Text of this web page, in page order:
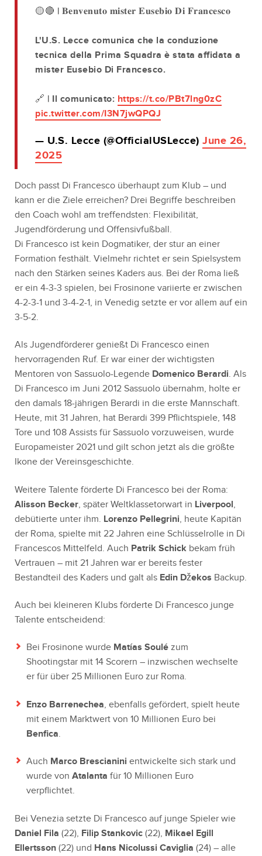
🟡🔴 | 𝐁𝐞𝐧𝐯𝐞𝐧𝐮𝐭𝐨 𝐦𝐢𝐬𝐭𝐞𝐫 𝐄𝐮𝐬𝐞𝐛𝐢𝐨 𝐃𝐢 𝐅𝐫𝐚𝐧𝐜𝐞𝐬𝐜𝐨
L'U.S. Lecce comunica che la conduzione
tecnica della Prima Squadra è stata affidata a
mister Eusebio Di Francesco.
🔗 | Il comunicato: https://t.co/PBt7lng0zC
pic.twitter.com/I3N7jwQPQJ
— U.S. Lecce (@OfficialUSLecce) June 26,
2025
Doch passt Di Francesco überhaupt zum Klub – und
kann er die Ziele erreichen? Drei Begriffe beschreiben
den Coach wohl am treffendsten: Flexibilität,
Jugendförderung und Offensivfußball.
Di Francesco ist kein Dogmatiker, der stur an einer
Formation festhält. Vielmehr richtet er sein Spielsystem
nach den Stärken seines Kaders aus. Bei der Roma ließ
er ein 4-3-3 spielen, bei Frosinone variierte er zwischen
4-2-3-1 und 3-4-2-1, in Venedig setzte er vor allem auf ein
3-5-2.
Als Jugendförderer genießt Di Francesco einen
hervorragenden Ruf. Er war einer der wichtigsten
Mentoren von Sassuolo-Legende Domenico Berardi. Als
Di Francesco im Juni 2012 Sassuolo übernahm, holte er
den damals 18-jährigen Berardi in die erste Mannschaft.
Heute, mit 31 Jahren, hat Berardi 399 Pflichtspiele, 148
Tore und 108 Assists für Sassuolo vorzuweisen, wurde
Europameister 2021 und gilt schon jetzt als die größte
Ikone der Vereinsgeschichte.
Weitere Talente förderte Di Francesco bei der Roma:
Alisson Becker, später Weltklassetorwart in Liverpool,
debütierte unter ihm. Lorenzo Pellegrini, heute Kapitän
der Roma, spielte mit 22 Jahren eine Schlüsselrolle in Di
Francescos Mittelfeld. Auch Patrik Schick bekam früh
Vertrauen – mit 21 Jahren war er bereits fester
Bestandteil des Kaders und galt als Edin Džekos Backup.
Auch bei kleineren Klubs förderte Di Francesco junge
Talente entscheidend:
Bei Frosinone wurde Matías Soulé zum
Shootingstar mit 14 Scorern – inzwischen wechselte
er für über 25 Millionen Euro zur Roma.
Enzo Barrenechea, ebenfalls gefördert, spielt heute
mit einem Marktwert von 10 Millionen Euro bei
Benfica.
Auch Marco Brescianini entwickelte sich stark und
wurde von Atalanta für 10 Millionen Euro
verpflichtet.
Bei Venezia setzte Di Francesco auf junge Spieler wie
Daniel Fila (22), Filip Stankovic (22), Mikael Egill
Ellertsson (22) und Hans Nicolussi Caviglia (24) – alle